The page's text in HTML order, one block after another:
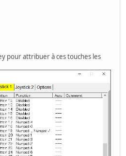
pour attribuer à ces touches les